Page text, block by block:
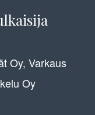
Oy, Varkaus
Oy